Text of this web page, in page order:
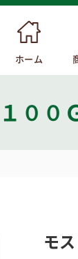
ホーム
００
モ